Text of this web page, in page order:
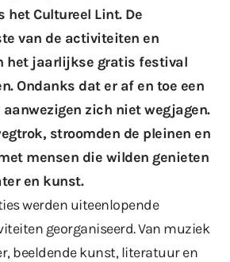
Cultureel Lint. De
van de activiteiten en
het jaarlijkse gratis festival
Ondanks dat er af en toe een
zich niet wegjagen.
stroomden de pleinen en
mensen die wilden genieten
en kunst.
werden uiteenlopende
georganiseerd. Van muziek
beeldende kunst, literatuur en